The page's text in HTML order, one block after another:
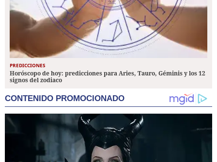
PREDICCIONES
Horóscopo de hoy: predicciones para Aries, Tauro, Géminis y los 12
signos del zodiaco
CONTENIDO PROMOCIONADO